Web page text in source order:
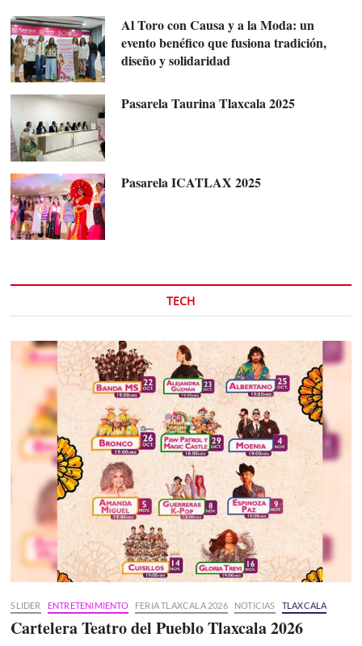
Al Toro con Causa y a la Moda: un
evento benéfico que fusiona tradición,
diseño y solidaridad
Pasarela Taurina Tlaxcala 2025
Pasarela ICATLAX 2025
TECH
SLIDER ENTRETENIMIENTO FERIA TLAXCALA 2026 NOTICIAS TLAXCALA
Cartelera Teatro del Pueblo Tlaxcala 2026